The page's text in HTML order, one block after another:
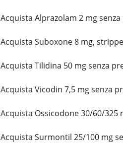
Acquista Alprazolam 2 mg
Acquista Suboxone 8 mg,
Acquista Tilidina 50 mg senza
Acquista Vicodin 7,5 mg senza
Acquista Ossicodone 30/60/325
Acquista Surmontil 25/100 mg